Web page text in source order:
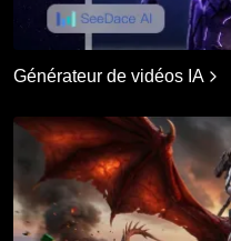
Générateur de vidéos IA